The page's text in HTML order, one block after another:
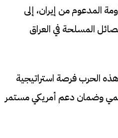
المدعوم من إيران، إلى
المسلحة في العراق
الحرب فرصة استراتيجية
وضمان دعم أمريكي مستمر